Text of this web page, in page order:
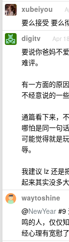
xubeiyou
要么接受 要么
digitv Apr 18
要说你爸妈不
难评。
有一方面的原
不经意说的一
通篇看下来，
哪怕是同一句
可能觉得就是
辱。
我建议 lz 还是
起来其实没多大
waytoshine
@NewYear #9
鸣的人，仅仅
经心理有宽慰